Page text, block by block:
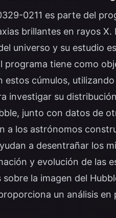
0211 es parte del
brillantes en rayos
universo y su estudio
programa tiene como
estos cúmulos,
investigar su
junto con datos de
a los astrónomos
a desentrañar los
y evolución de las
la imagen del
un análisis